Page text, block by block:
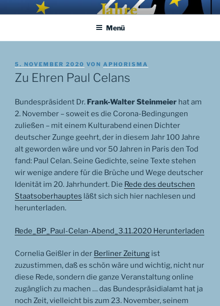
InhaltAPHORISMA.EU
… links und rechts von Jerusalem …
Menü
VERÖFFENTLICHT
AM
5. NOVEMBER 2020 VON APHORISMA
Zu Ehren Paul Celans
Bundespräsident Dr. Frank-Walter Steinmeier hat am
2. November – soweit es die Corona-Bedingungen
zuließen – mit einem Kulturabend einen Dichter
deutscher Zunge geehrt, der in diesem Jahr 100 Jahre
alt geworden wäre und vor 50 Jahren in Paris den Tod
fand: Paul Celan. Seine Gedichte, seine Texte stehen
wir wenige andere für die Brüche und Wege deutscher
Idenität im 20. Jahrhundert. Die Rede des deutschen
Staatsoberhauptes läßt sich sich hier nachlesen und
herunterladen.
Rede_BP_Paul-Celan-Abend_3.11.2020 Herunterladen
Cornelia Geißler in der Berliner Zeitung ist
zuzustimmen, daß es schön wäre und wichtig, nicht nur
diese Rede, sondern die ganze Veranstaltung online
zugänglich zu machen … das Bundespräsidialamt hat ja
noch Zeit, vielleicht bis zum 23. November, seinem